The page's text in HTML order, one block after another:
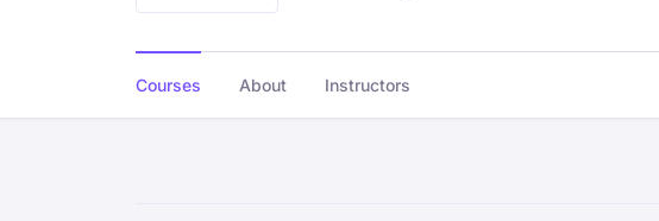
Courses About Instructors